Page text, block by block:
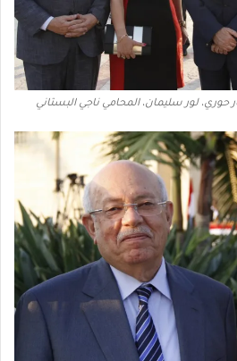
حوري، لور سليمان، المحامي ناجي البستاني